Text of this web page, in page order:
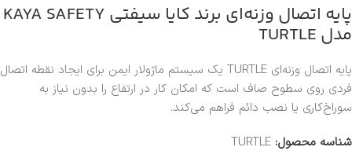
پایه اتصال وزنه‌ای برند کایا سیفتی KAYA SAFETY
مدل TURTLE
پایه اتصال وزنه‌ای TURTLE یک سیستم ماژولار ایمن برای ایجاد نقطه اتصال
فردی روی سطوح صاف است که امکان کار در ارتفاع را بدون نیاز به
سوراخ‌کاری یا نصب دائم فراهم می‌کند.
شناسه محصول: TURTLE